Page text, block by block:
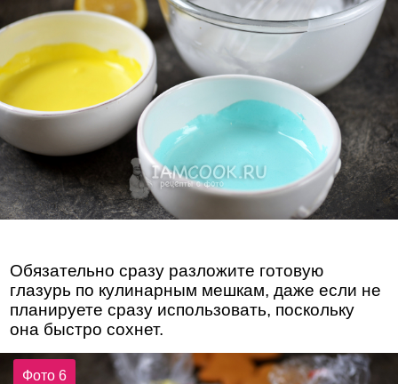
Обязательно сразу разложите готовую
глазурь по кулинарным мешкам, даже если не
планируете сразу использовать, поскольку
она быстро сохнет.
Фото 6